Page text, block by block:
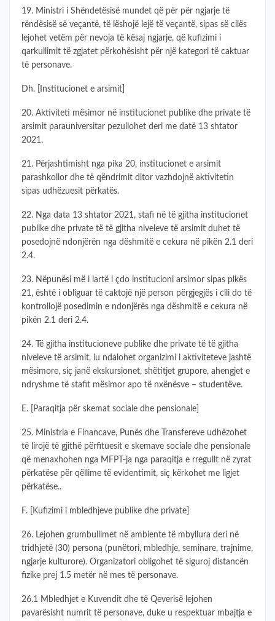
19. Ministri i Shëndetësisë mundet që për për ngjarje të
rëndësisë së veçantë, të lëshojë lejë të veçantë, sipas së cilës
lejohet vetëm për nevoja të kësaj ngjarje, që kufizimi i
qarkullimit të zgjatet përkohësisht për një kategori të caktuar
të personave.
Dh. [Institucionet e arsimit]
20. Aktiviteti mësimor në institucionet publike dhe private të
arsimit parauniversitar pezullohet deri me datë 13 shtator
2021.
21. Përjashtimisht nga pika 20, institucionet e arsimit
parashkollor dhe të qëndrimit ditor vazhdojnë aktivitetin
sipas udhëzuesit përkatës.
22. Nga data 13 shtator 2021, stafi në të gjitha institucionet
publike dhe private të të gjitha niveleve të arsimit duhet të
posedojnë ndonjërën nga dëshmitë e cekura në pikën 2.1 deri
2.4.
23. Nëpunësi më i lartë i çdo institucioni arsimor sipas pikës
21, është i obliguar të caktojë një person përgjegjës i cili do të
kontrollojë posedimin e ndonjërës nga dëshmitë e cekura në
pikën 2.1 deri 2.4.
24. Të gjitha institucioneve publike dhe private të të gjitha
niveleve të arsimit, iu ndalohet organizimi i aktiviteteve jashtë
mësimore, siç janë ekskursionet, shëtitjet grupore, ahengjet e
ndryshme të stafit mësimor apo të nxënësve – studentëve.
E. [Paraqitja për skemat sociale dhe pensionale]
25. Ministria e Financave, Punës dhe Transfereve udhëzohet
të lirojë të gjithë përfituesit e skemave sociale dhe pensionale
që menaxhohen nga MFPT-ja nga paraqitja e rregullt në zyrat
përkatëse për qëllime të evidentimit, siç kërkohet me ligjet
përkatëse..
F. [Kufizimi i mbledhjeve publike dhe private]
26. Lejohen grumbullimet në ambiente të mbyllura deri në
tridhjetë (30) persona (punëtori, mbledhje, seminare, trajnime,
ngjarje kulturore). Organizatori obligohet të siguroj distancën
fizike prej 1.5 metër në mes të personave.
26.1 Mbledhjet e Kuvendit dhe të Qeverisë lejohen
pavarësisht numrit të personave, duke u respektuar mbajtja e